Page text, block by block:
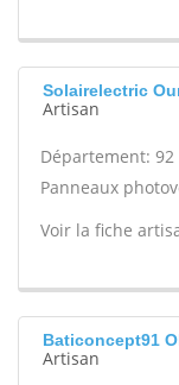
Solairelectric
Artisan
Département: 92
Panneaux
Voir la fiche
Baticoncept91
Artisan